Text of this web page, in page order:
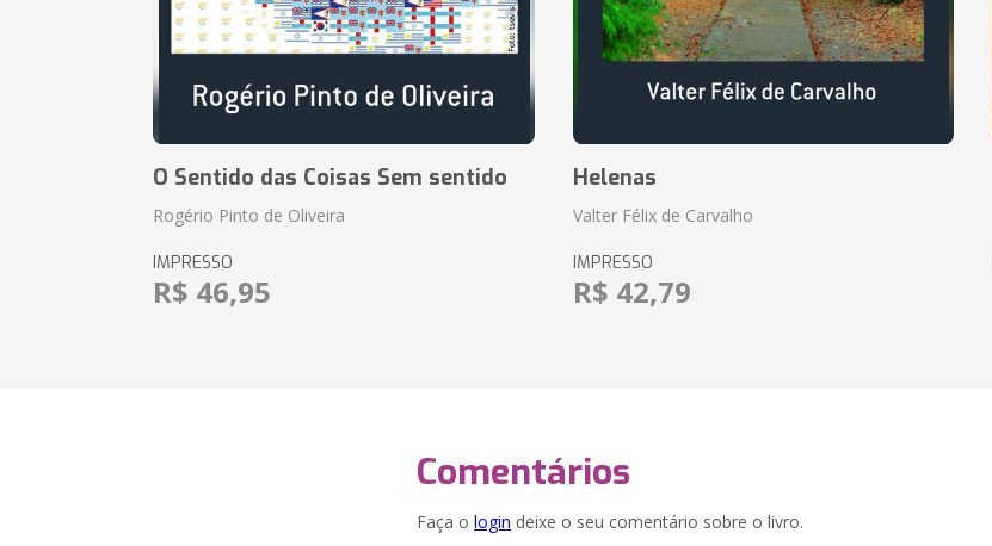
O Sentido das Coisas Sem sentido
Rogério Pinto de Oliveira
IMPRESSO
R$ 46,95
Helenas
Valter Félix de Carvalho
IMPRESSO
R$ 42,79
Comentários
Faça o login deixe o seu comentário sobre o livro.